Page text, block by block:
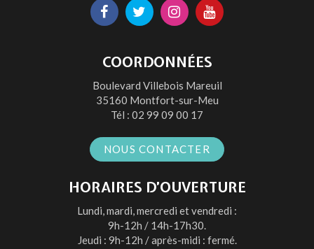
Lien
le
compte
Facebook
Lien
le
compte
Twitter
Lien
le
compte
Instagram
Lien
la
chaîne
Youtube
COORDONNÉES
Boulevard Villebois Mareuil
35160 Montfort-sur-Meu
Tél : 02 99 09 00 17
NOUS CONTACTER
HORAIRES D’OUVERTURE
Lundi, mardi, mercredi et vendredi :
9h-12h / 14h-17h30.
Jeudi : 9h-12h / après-midi : fermé.